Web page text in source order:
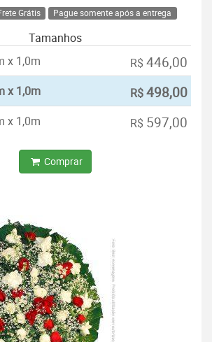
Grátis Pague somente após a entrega
Tamanhos
x 1,0m
R$ 446,00
x 1,0m R$498,00
x 1,0m R$ 597,00
Comprar